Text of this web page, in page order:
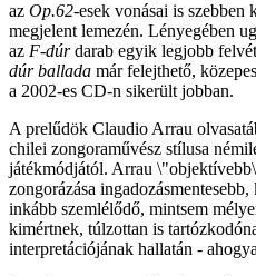
az Op.62-esek vonásai is
megjelent lemezén. Lényegében
az F-dúrdarab egyik legjobb
dúr ballada már felejthető,
a 2002-es CD-n sikerült jobban.
A prelűdök Claudio Arrau
chilei zongoraművész stílusa
játékmódjától. Arrau
zongorázása
inkább szemlélődő, mintsem
kimértnek, túlzottan is
interpretációjának hallatán -